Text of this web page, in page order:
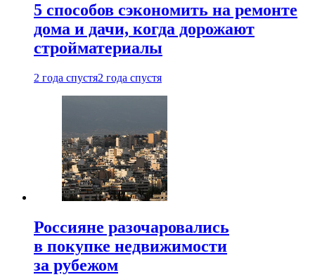
5 способов сэкономить на ремонте
дома и дачи, когда дорожают
стройматериалы
2 года спустя2 года спустя
Россияне разочаровались
в покупке недвижимости
за рубежом